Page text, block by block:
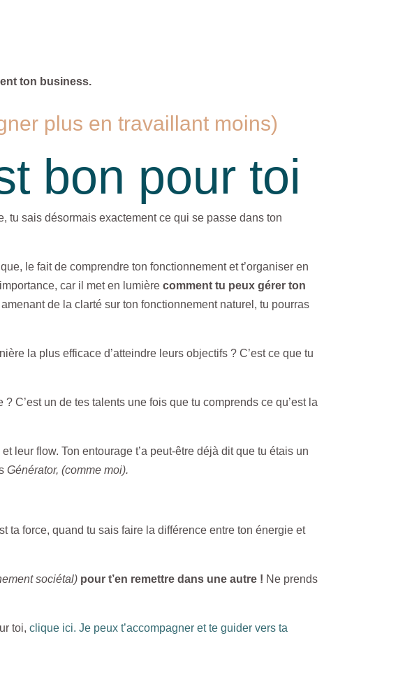
ton business.
plus en travaillant moins)
bon pour toi
tu sais désormais exactement ce qui se passe dans ton
le fait de comprendre ton fonctionnement et t’organiser en
car il met en lumière comment tu peux gérer ton
de la clarté sur ton fonctionnement naturel, tu pourras
la plus efficace d’atteindre leurs objectifs ? C’est ce que tu
C’est un de tes talents une fois que tu comprends ce qu’est la
leur flow. Ton entourage t’a peut-être déjà dit que tu étais un
Générator, (comme moi).
ta force, quand tu sais faire la différence entre ton énergie et
sociétal) pour t’en remettre dans une autre ! Ne prends
toi,clique ici. Je peux t’accompagner et te guider vers ta